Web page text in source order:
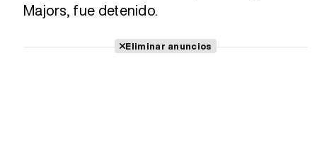
Majors, fue detenido.
Eliminar anuncios